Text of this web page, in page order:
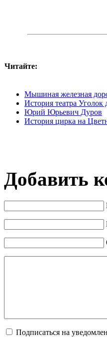
Читайте:
Мышиная железная
История театра
Юрий Юрьевич Дуров
История цирка на
Добавить
Подписаться на